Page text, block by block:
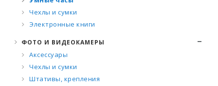
Чехлы и сумки
Электронные книги
ФОТО И ВИДЕОКАМЕРЫ
Аксессуары
Чехлы и сумки
Штативы, крепления